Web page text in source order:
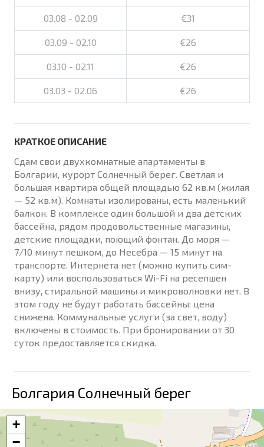
03.08 - 02.09 €31
03.09 - 02.10 €26
03.10 - 02.11 €26
03.03 - 02.06 €26
КРАТКОЕ ОПИСАНИЕ
Сдам свои двухкомнатные апартаменты в
Болгарии, курорт Солнечный берег. Светлая и
большая квартира общей площадью 62 кв.м (жилая
— 52 кв.м). Комнаты изолированы, есть маленький
балкон. В комплексе один большой и два детских
бассейна, рядом продовольственные магазины,
детские площадки, поющий фонтан. До моря —
7/10 минут пешком, до Несебра — 15 минут на
транспорте. Интернета нет (можно купить сим-
карту) или воспользоваться Wi-Fi на реcепшен
внизу, стиральной машины и микроволновки нет. В
этом году не будут работать бассейны: цена
снижена. Коммунальные услуги (за свет, воду)
включены в стоимость. При бронировании от 30
суток предоставляется скидка.
Болгария Солнечный берег
+
−